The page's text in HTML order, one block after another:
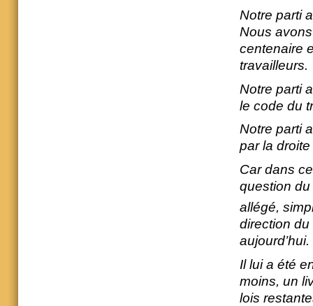
Notre parti
Nous
centenaire
travailleurs.
Notre parti
le code du
Notre parti
par la
Car dans
question
allégé,
direction
aujourd’hui.
Il lui a été
moins, un
lois